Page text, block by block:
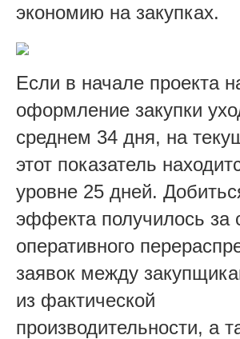
экономию на закупках.
Если в начале проекта
оформление закупки
среднем 34 дня, на
этот показатель
уровне 25 дней.
эффекта получилось за
оперативного
заявок между
из фактической
производительности, а